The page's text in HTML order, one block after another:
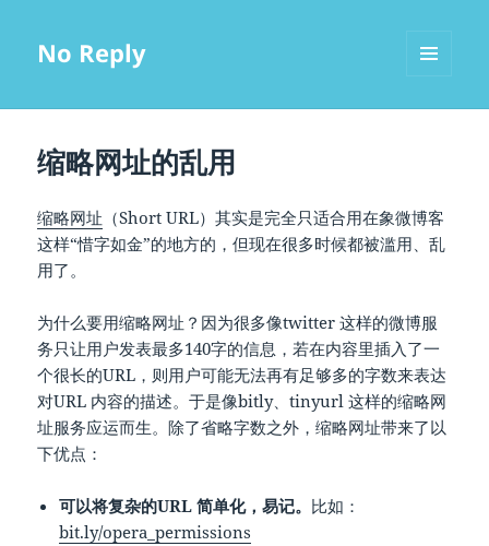
No Reply
缩略网址的乱用
缩略网址 （Short URL）其实是完全只适合用在象微博客
这样“惜字如金”的地方的，但现在很多时候都被滥用、乱
用了。
为什么要用缩略网址？因为很多像twitter 这样的微博服
务只让用户发表最多140字的信息，若在内容里插入了一
个很长的URL，则用户可能无法再有足够多的字数来表达
对URL 内容的描述。于是像bitly、tinyurl 这样的缩略网
址服务应运而生。除了省略字数之外，缩略网址带来了以
下优点：
可以将复杂的URL 简单化，易记。 比如：
bit.ly/opera_permissions